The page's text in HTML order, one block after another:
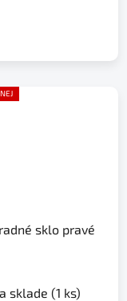
sklo pravé
sklade (1 ks)